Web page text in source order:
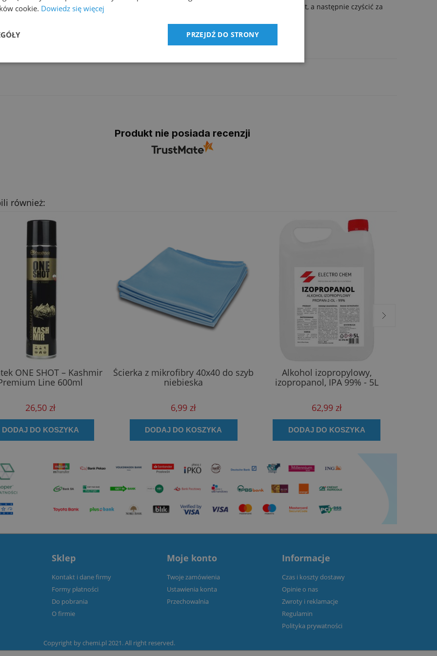
za pomocą rozpylacza na wszystkie plamy i zabrudzenia. Pozostawić na 5 do 10 minut, a następnie czyścić za
maszyny piorącej lub z użyciem szamponu.
Produkt nie posiada recenzji
również:
ONE SHOT – Kashmir
Line 600ml
26,50 zł
DODAJ DO KOSZYKA
Ścierka z mikrofibry 40x40 do szyb
niebieska
6,99 zł
DODAJ DO KOSZYKA
Alkohol izopropylowy,
izopropanol, IPA 99% - 5L
62,99 zł
DODAJ DO KOSZYKA
Sklep
Kontakt i dane firmy
Formy płatności
Do pobrania
O firmie
Moje konto
Twoje zamówienia
Ustawienia konta
Przechowalnia
Informacje
Czas i koszty dostawy
Opinie o nas
Zwroty i reklamacje
Regulamin
Polityka prywatności
Copyright bychemi.pl 2021. All right reserved.
cookie. Dowiedz się więcej
PRZEJDŹ DO STRONY